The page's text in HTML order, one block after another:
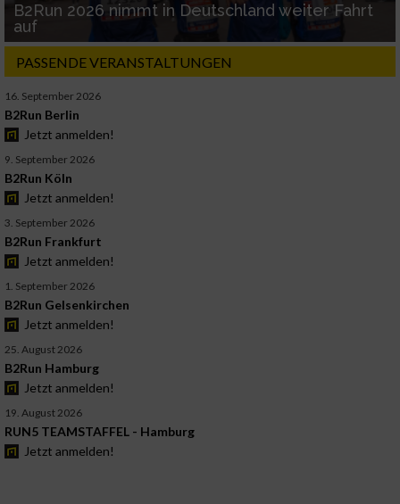
B2Run 2026 nimmt in Deutschland weiter Fahrt
auf
PASSENDE VERANSTALTUNGEN
16. September 2026
B2Run Berlin
Jetzt anmelden!
9. September 2026
B2Run Köln
Jetzt anmelden!
3. September 2026
B2Run Frankfurt
Jetzt anmelden!
1. September 2026
B2Run Gelsenkirchen
Jetzt anmelden!
25. August 2026
B2Run Hamburg
Jetzt anmelden!
19. August 2026
RUN5 TEAMSTAFFEL - Hamburg
Jetzt anmelden!